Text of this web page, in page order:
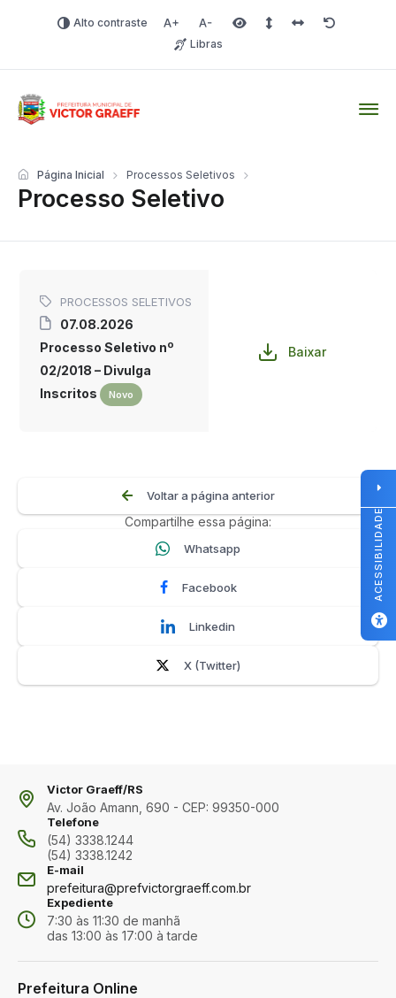
Alto contraste Aumentar fonte
Diminuir fonteÁrea selecionada
Espaçamento de linha
Espaço dos
Redefinir
Libras
Processo Seletivo
Página Inicial Processos Seletivos
PROCESSOS SELETIVOS
07.08.2026
Processo Seletivo nº
02/2018 – Divulga
Inscritos
Novo
Baixar
Voltar a página anterior
Compartilhe essa página:
Whatsapp
Facebook
Linkedin
X (Twitter)
Victor Graeff/RS
Av. João Amann, 690 - CEP: 99350-000
Telefone
(54) 3338.1244
(54) 3338.1242
E-mail
prefeitura@prefvictorgraeff.com.br
Expediente
7:30 às 11:30 de manhã
das 13:00 às 17:00 à tarde
Prefeitura Online
ACESSIBILIDADE